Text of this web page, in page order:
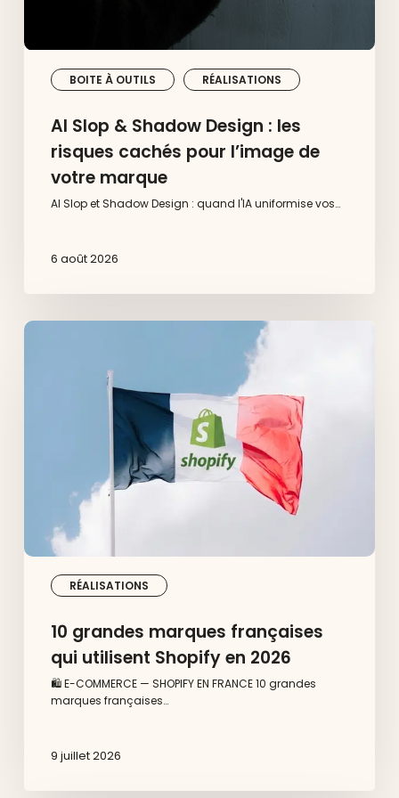
BOITE À OUTILS RÉALISATIONS
marque
AI Slop & Shadow Design : les
risques cachés pour l’image de
votre marque
AI Slop et Shadow Design : quand l'IA uniformise vos…
6 août 2026
RÉALISATIONS
10
10 grandes marques françaises
qui utilisent Shopify en 2026
🛍️ E-COMMERCE — SHOPIFY EN FRANCE 10 grandes
marques françaises…
9 juillet 2026